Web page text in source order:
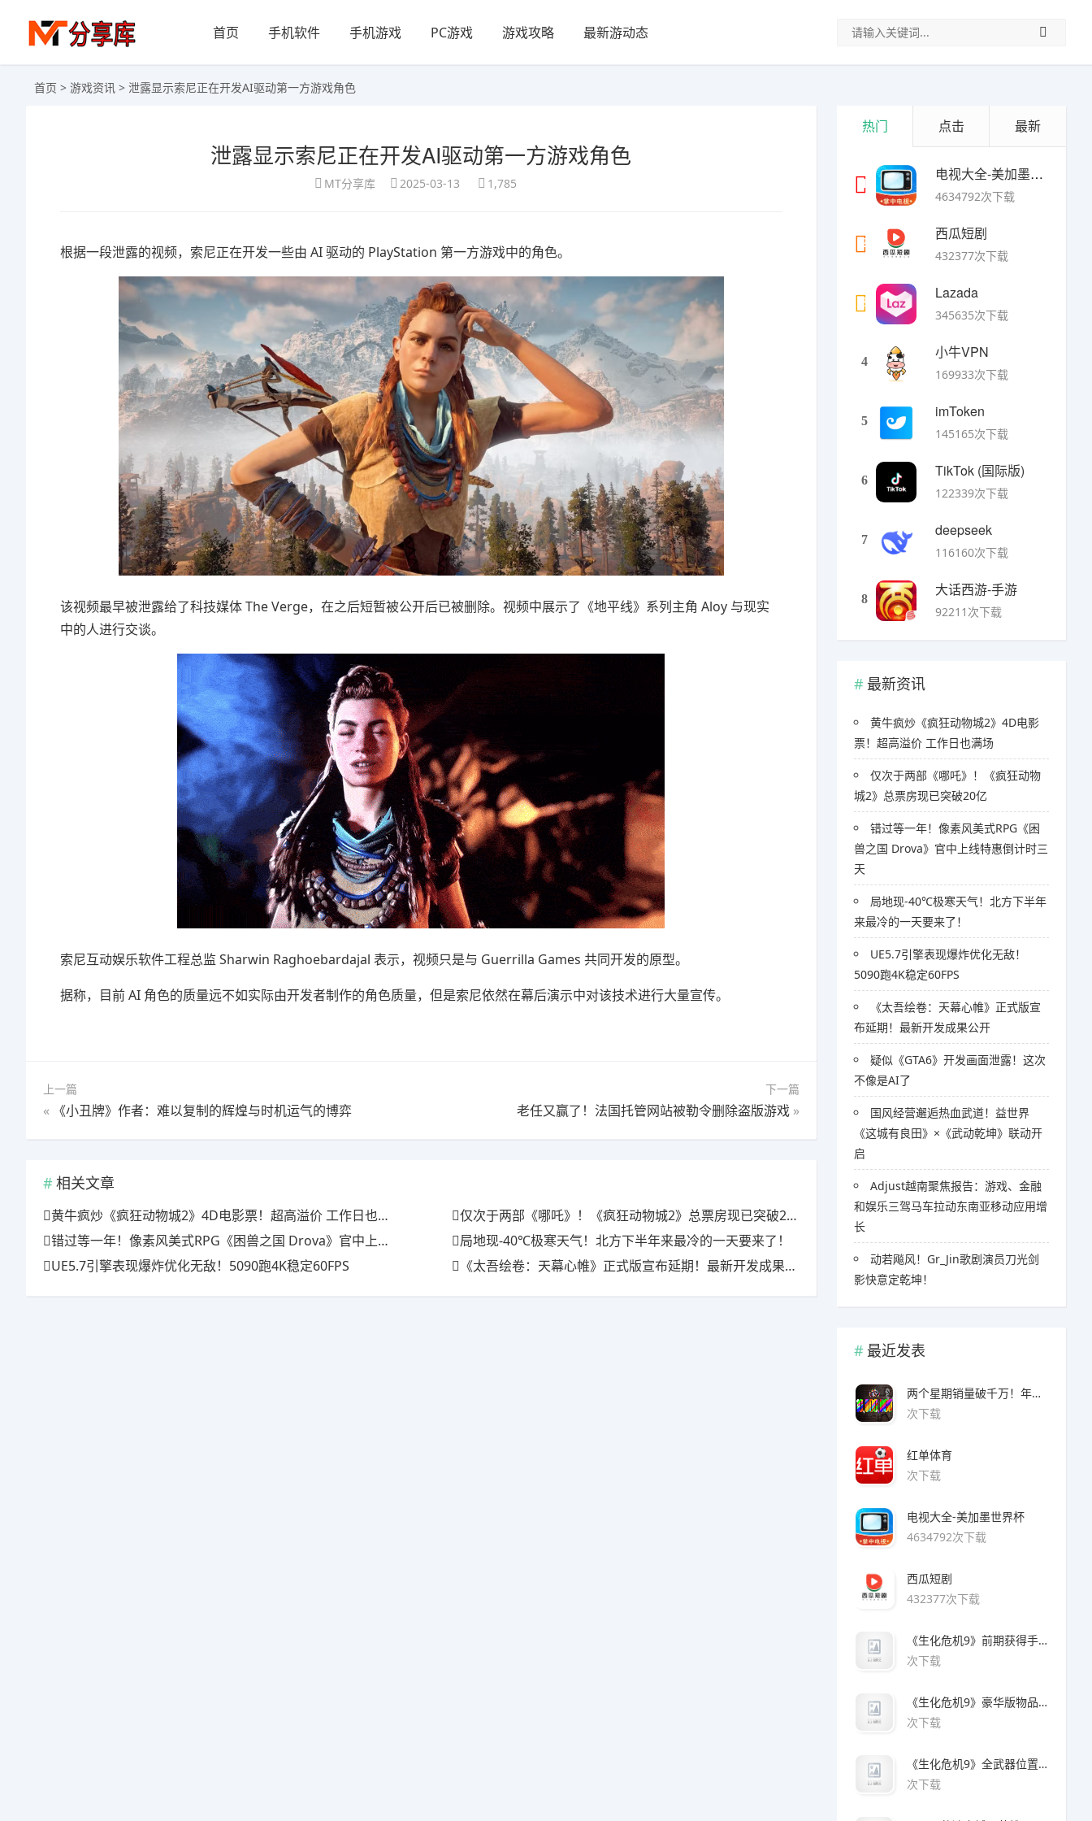
首页 手机软件 手机游戏 PC游戏 游戏攻略 最新游动态
首页 > 游戏资讯 > 泄露显示索尼正在开发AI驱动第一方游戏角色
泄露显示索尼正在开发AI驱动第一方游戏角色
MT分享库 2025-03-13 1,785
根据一段泄露的视频，索尼正在开发一些由 AI 驱动的 PlayStation 第一方游戏中的角色。
该视频最早被泄露给了科技媒体 The Verge，在之后短暂被公开后已被删除。视频中展示了《地平线》系列主角 Aloy 与现实
中的人进行交谈。
索尼互动娱乐软件工程总监 Sharwin Raghoebardajal 表示，视频只是与 Guerrilla Games 共同开发的原型。
据称，目前 AI 角色的质量远不如实际由开发者制作的角色质量，但是索尼依然在幕后演示中对该技术进行大量宣传。
上一篇
« 《小丑牌》作者：难以复制的辉煌与时机运气的博弈
下一篇
老任又赢了！法国托管网站被勒令删除盗版游戏»
相关文章
黄牛疯炒《疯狂动物城2》4D电影票！超高溢价 工作日也满场
仅次于两部《哪吒》！《疯狂动物城2》总票房现已突破20亿
错过等一年！像素风美式RPG《困兽之国 Drova》官中上线特惠倒计时三天
局地现-40℃极寒天气！北方下半年来最冷的一天要来了！
UE5.7引擎表现爆炸优化无敌！5090跑4K稳定60FPS
《太吾绘卷：天幕心帷》正式版宣布延期！最新开发成果公开
热门 点击 最新
1
电视大全-美加墨世界杯
4634792次下载
2
西瓜短剧
432377次下载
3
Lazada
345635次下载
4
小牛VPN
169933次下载
5
imToken
145165次下载
6
TikTok (国际版)
122339次下载
7
deepseek
116160次下载
8
大话西游-手游
92211次下载
最新资讯
黄牛疯炒《疯狂动物城2》4D电影
票！超高溢价 工作日也满场
仅次于两部《哪吒》！《疯狂动物
城2》总票房现已突破20亿
错过等一年！像素风美式RPG《困
兽之国 Drova》官中上线特惠倒计时三
天
局地现-40℃极寒天气！北方下半年
来最冷的一天要来了！
UE5.7引擎表现爆炸优化无敌！
5090跑4K稳定60FPS
《太吾绘卷：天幕心帷》正式版宣
布延期！最新开发成果公开
疑似《GTA6》开发画面泄露！这次
不像是AI了
国风经营邂逅热血武道！益世界
《这城有良田》×《武动乾坤》联动开
启
Adjust越南聚焦报告：游戏、金融
和娱乐三驾马车拉动东南亚移动应用增
长
​​动若飚风！Gr_Jin歌剧演员刀光剑
影快意定乾坤！
最近发表
两个星期销量破千万！年度爆款诞生了 3A看了都眼红
次下载
红单体育
次下载
电视大全-美加墨世界杯
4634792次下载
西瓜短剧
432377次下载
《生化危机9》前期获得手枪方法
次下载
《生化危机9》豪华版物品领取方法
次下载
《生化危机9》全武器位置及解锁方法
次下载